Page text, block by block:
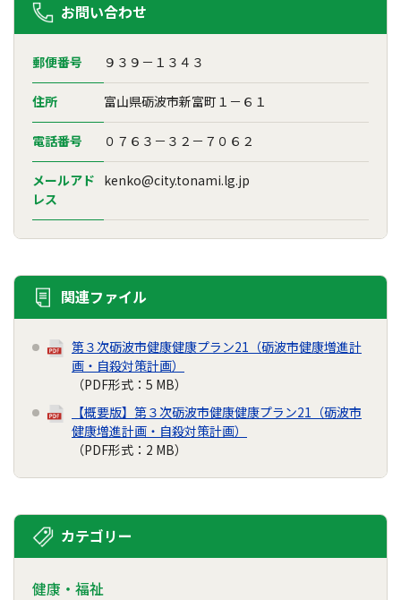
お問い合わせ
郵便番号 ９３９－１３４３
住所 富山県砺波市新富町１－６１
電話番号 ０７６３－３２－７０６２
メールアド
レス
kenko@city.tonami.lg.jp
関連ファイル
第３次砺波市健康健康プラン21（砺波市健康増進計
画・自殺対策計画）
（PDF形式：5 MB）
【概要版】第３次砺波市健康健康プラン21（砺波市
健康増進計画・自殺対策計画）
（PDF形式：2 MB）
カテゴリー
健康・福祉